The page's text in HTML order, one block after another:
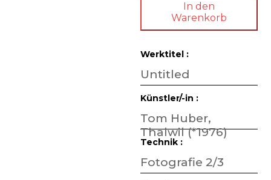
In den
Warenkorb
Werktitel :
Untitled
Künstler/-in :
Tom Huber,
Thalwil (*1976)
Technik :
Fotografie 2/3